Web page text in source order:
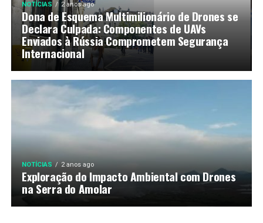
NOTÍCIAS 2 anos ago
Dona de Esquema Multimilionário de Drones se
Declara Culpada: Componentes de UAVs
Enviados à Rússia Comprometem Segurança
Internacional
NOTÍCIAS 2 anos ago
Exploração do Impacto Ambiental com Drones
na Serra do Amolar